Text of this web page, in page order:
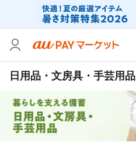
日用品・文房具・手芸用品
カテゴリ
価格
支払い方法
その他の条件